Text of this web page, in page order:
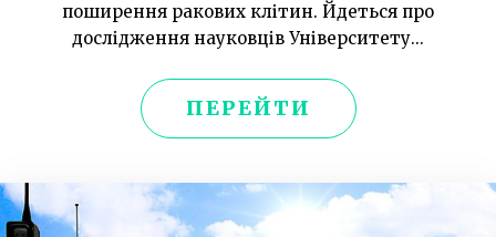
поширення ракових клітин. Йдеться про
дослідження науковців Університету...
ПЕРЕЙТИ